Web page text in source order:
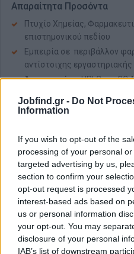
Jobfind.gr - Do Not
Information
If you wish to opt-out of the
processing of your personal
targeted advertising by us,
section to confirm your
opt-out request is processed
interest-based ads based on
us or personal information
your opt-out. You may
disclosure of your personal
IAB’s list of downstream
Απαραίτητα Προσόντα
Πτυχίο Χημείας,
επιστημονικού πεδίου
Εμπειρία σε περιβάλλον
αντίστοιχης εργαστηριακής
Άριστη γνώση HPLC και
Εμπειρία σε method
Καλή γνώση αγγλικής
Παροχές
Πλήρης Απασχόληση
Αίτηση - Αποστολή
Σας ενδιαφέρει η θέση
βιογραφικό σας στην εταιρεία.